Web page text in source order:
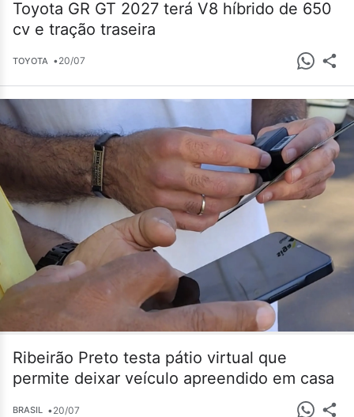
Toyota GR GT 2027 terá V8 híbrido de 650
cv e tração traseira
TOYOTA •20/07
Ribeirão Preto testa pátio virtual que
permite deixar veículo apreendido em casa
BRASIL •20/07